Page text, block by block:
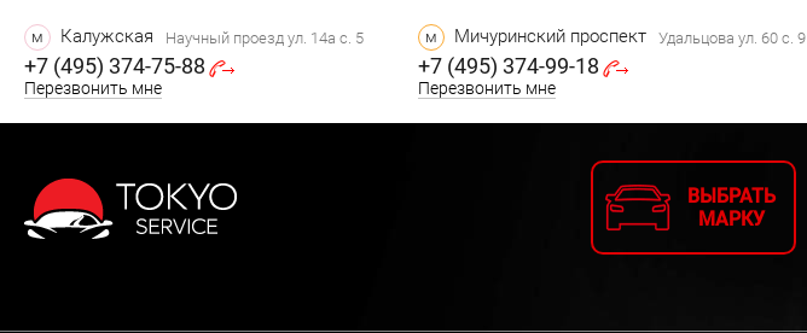
м Калужская Научный проезд ул. 14а с. 5
+7 (495) 374-75-88
Перезвонить мне
м Мичуринский проспект Удальцова ул. 60 с. 9
+7 (495) 374-99-18
Перезвонить мне
ВЫБРАТЬ
МАРКУ